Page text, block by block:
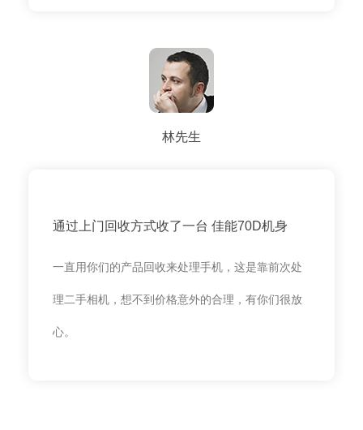
林先生
通过上门回收方式收了一台 佳能70D机身
一直用你们的产品回收来处理手机，这是靠前次处
理二手相机，想不到价格意外的合理，有你们很放
心。